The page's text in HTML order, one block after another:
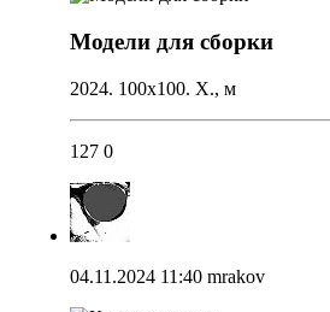
Модели для сборки
2024. 100х100. Х., м
127 0
04.11.2024 11:40 mrakov